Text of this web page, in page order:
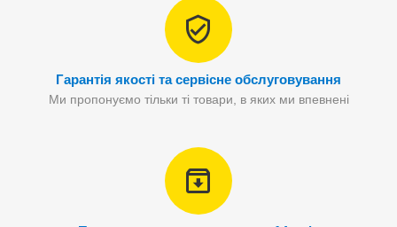
Гарантія якості та сервісне обслуговування
Ми пропонуємо тільки ті товари, в яких ми впевнені